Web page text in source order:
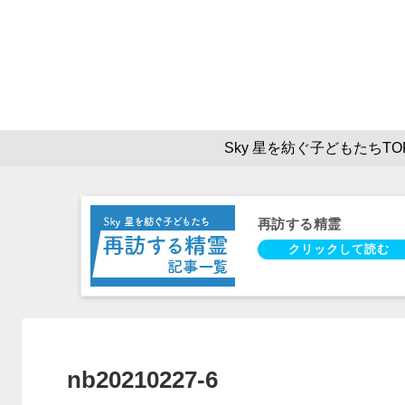
Sky 星を紡ぐ子どもたち
再訪する精霊
nb20210227-6